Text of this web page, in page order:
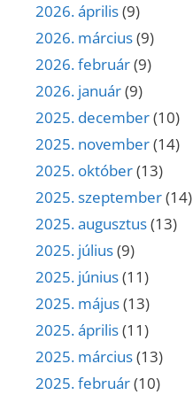
2026. április(9)
2026. március(9)
2026. február(9)
2026. január(9)
2025. december(10)
2025. november(14)
2025. október(13)
2025. szeptember(14)
2025. augusztus(13)
2025. július(9)
2025. június(11)
2025. május(13)
2025. április(11)
2025. március(13)
2025. február(10)